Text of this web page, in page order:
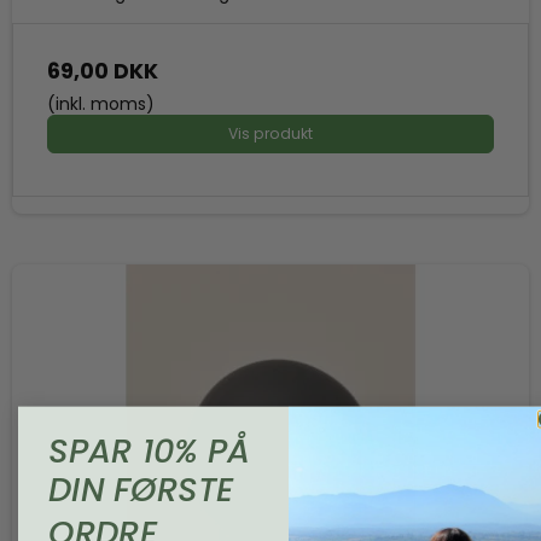
69,00 DKK
(inkl. moms)
Vis produkt
SPAR 10% PÅ
DIN FØRSTE